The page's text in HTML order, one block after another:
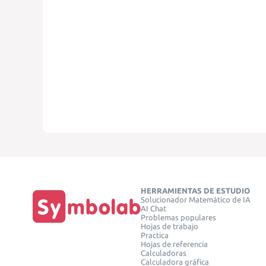
HERRAMIENTAS DE ESTUDIO
Solucionador Matemático de IA
AI Chat
Problemas populares
Hojas de trabajo
Practica
Hojas de referencia
Calculadoras
Calculadora gráfica